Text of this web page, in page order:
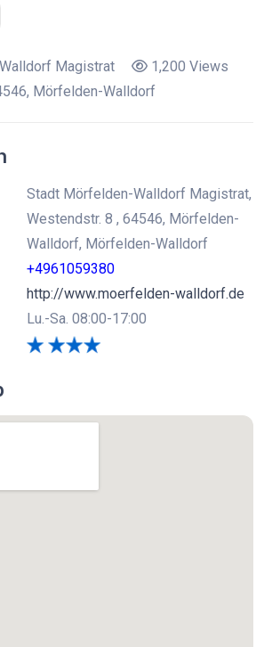
Magistrat
1,200 Views
Mörfelden-Walldorf
Stadt Mörfelden-Walldorf Magistrat,
Westendstr. 8 , 64546, Mörfelden-
Walldorf, Mörfelden-Walldorf
+4961059380
http://www.moerfelden-walldorf.de
Lu.-Sa. 08:00-17:00